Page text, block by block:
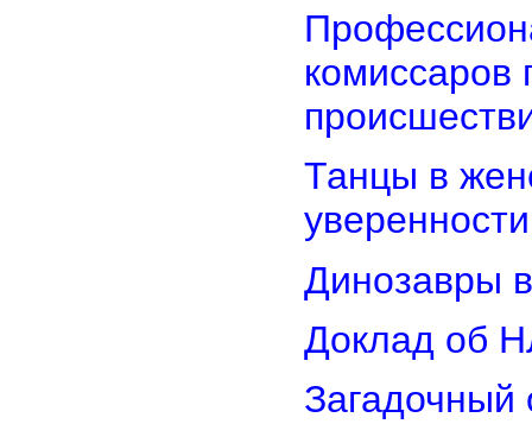
комиссаров
Танцы в
Динозавры
Доклад об
Загадочный